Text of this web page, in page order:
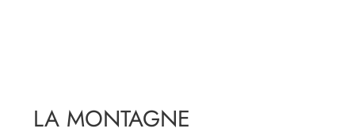
LA MONTAGNE